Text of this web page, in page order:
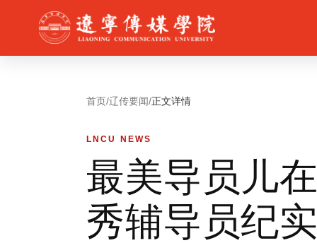
首页/辽传要闻/正文详情
LNCU NEWS
最美导员儿
秀辅导员纪